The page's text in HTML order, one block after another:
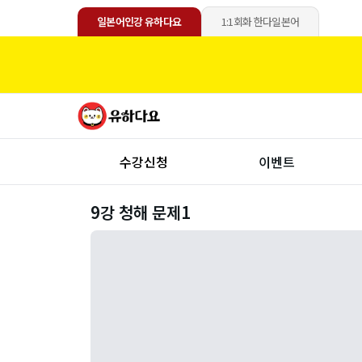
일본어인강 유하다요 1:1회화 한다일본어
수강신청 이벤트
9강 청해 문제1